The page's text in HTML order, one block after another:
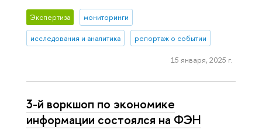
Экспертиза мониторинги
исследования и аналитика репортаж о событии
15 января, 2025 г.
3-й воркшоп по экономике
информации состоялся на ФЭН